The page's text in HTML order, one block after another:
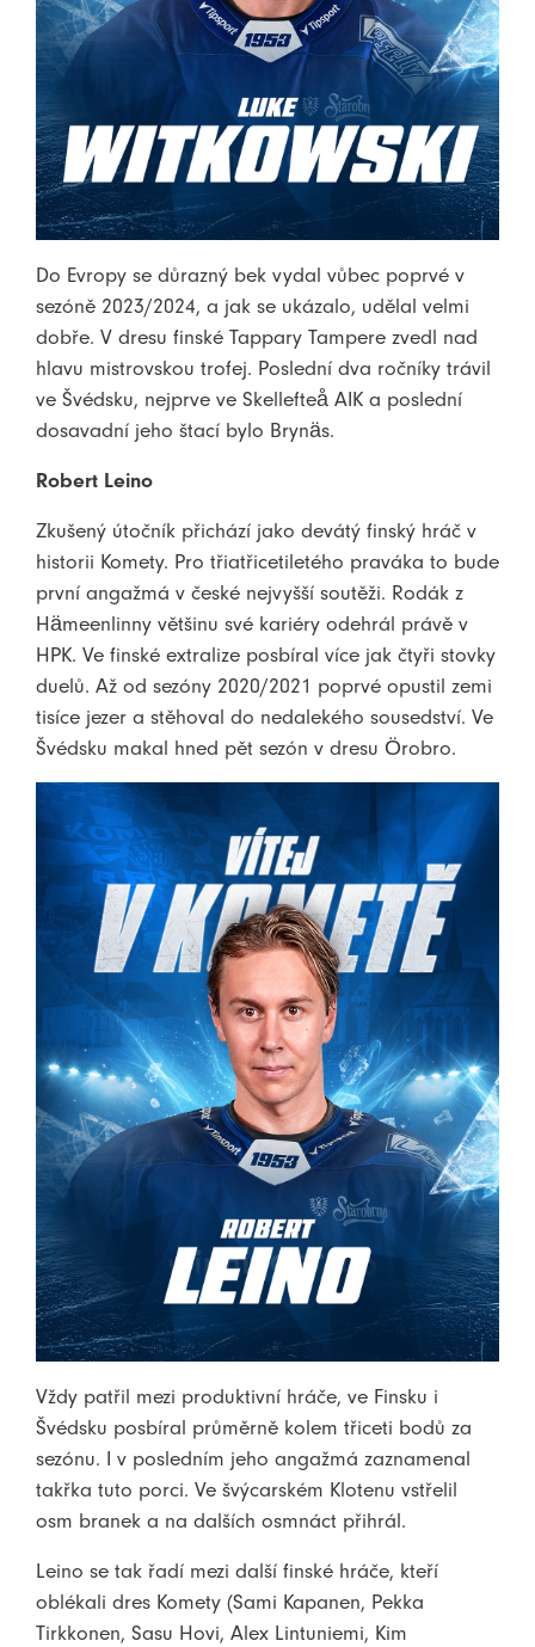
Do Evropy se důrazný bek vydal vůbec poprvé v
sezóně 2023/2024, a jak se ukázalo, udělal velmi
dobře. V dresu finské Tappary Tampere zvedl nad
hlavu mistrovskou trofej. Poslední dva ročníky trávil
ve Švédsku, nejprve ve Skellefteå AIK a poslední
dosavadní jeho štací bylo Brynäs.
Robert Leino
Zkušený útočník přichází jako devátý finský hráč v
historii Komety. Pro třiatřicetiletého praváka to bude
první angažmá v české nejvyšší soutěži. Rodák z
Hämeenlinny většinu své kariéry odehrál právě v
HPK. Ve finské extralize posbíral více jak čtyři stovky
duelů. Až od sezóny 2020/2021 poprvé opustil zemi
tisíce jezer a stěhoval do nedalekého sousedství. Ve
Švédsku makal hned pět sezón v dresu Örobro.
Vždy patřil mezi produktivní hráče, ve Finsku i
Švédsku posbíral průměrně kolem třiceti bodů za
sezónu. I v posledním jeho angažmá zaznamenal
takřka tuto porci. Ve švýcarském Klotenu vstřelil
osm branek a na dalších osmnáct přihrál.
Leino se tak řadí mezi další finské hráče, kteří
oblékali dres Komety (Sami Kapanen, Pekka
Tirkkonen, Sasu Hovi, Alex Lintuniemi, Kim